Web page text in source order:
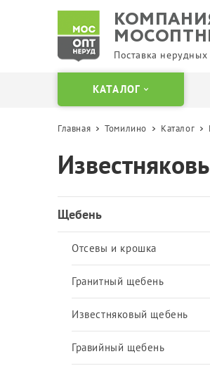
Поставка
КАТАЛОГ
Отсевы и крошка
Гравийный щебень
Вторичный щебень
мешках
Бутовый камень
ЩПС, ПГС и ОПГС
Главная Томилино Каталог
Щебень
Отсевы и крошка
Гранитный щебень
Известняковый щебень
Гравийный щебень